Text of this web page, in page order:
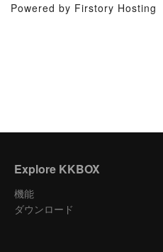
Powered by Firstory Hosting
Explore KKBOX
機能
ダウンロード